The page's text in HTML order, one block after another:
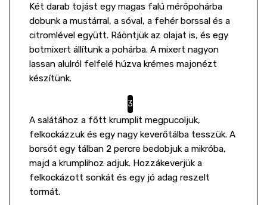
Két darab tojást egy magas falú mérőpohárba
dobunk a mustárral, a sóval, a fehér borssal és a
citromlével együtt. Ráöntjük az olajat is, és egy
botmixert állítunk a pohárba. A mixert nagyon
lassan alulról felfelé húzva krémes majonézt
készítünk.
A salátához a főtt krumplit megpucoljuk,
felkockázzuk és egy nagy keverőtálba tesszük. A
borsót egy tálban 2 percre bedobjuk a mikróba,
majd a krumplihoz adjuk. Hozzákeverjük a
felkockázott sonkát és egy jó adag reszelt
tormát.